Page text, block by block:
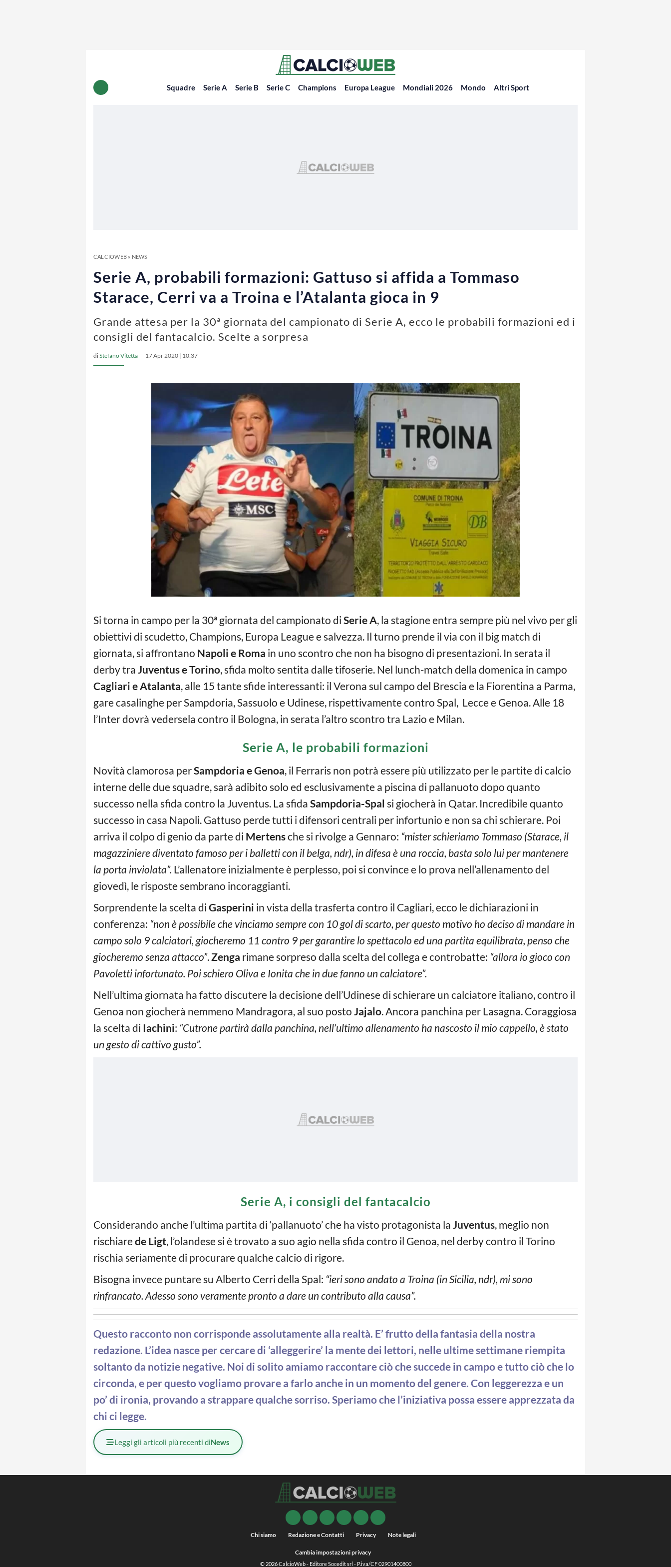
Squadre Serie A Serie B Serie C Champions Europa League Mondiali 2026 Mondo Altri Sport
CALCIOWEB» NEWS
Serie A, probabili formazioni: Gattuso si affida a Tommaso
Starace, Cerri va a Troina e l’Atalanta gioca in 9
Grande attesa per la 30ª giornata del campionato di Serie A, ecco le probabili formazioni ed i
consigli del fantacalcio. Scelte a sorpresa
diStefano Vitetta 17 Apr 2020 | 10:37
Si torna in campo per la 30ª giornata del campionato di Serie A, la stagione entra sempre più nel vivo per gli
obiettivi di scudetto, Champions, Europa League e salvezza. Il turno prende il via con il big match di
giornata, si affrontano Napoli e Roma in uno scontro che non ha bisogno di presentazioni. In serata il
derby tra Juventus e Torino, sfida molto sentita dalle tifoserie. Nel lunch-match della domenica in campo
Cagliari e Atalanta, alle 15 tante sfide interessanti: il Verona sul campo del Brescia e la Fiorentina a Parma,
gare casalinghe per Sampdoria, Sassuolo e Udinese, rispettivamente contro Spal, Lecce e Genoa. Alle 18
l’Inter dovrà vedersela contro il Bologna, in serata l’altro scontro tra Lazio e Milan.
Serie A, le probabili formazioni
Novità clamorosa perSampdoria e Genoa, il Ferraris non potrà essere più utilizzato per le partite di calcio
interne delle due squadre, sarà adibito solo ed esclusivamente a piscina di pallanuoto dopo quanto
successo nella sfida contro la Juventus. La sfida Sampdoria-Spal si giocherà in Qatar. Incredibile quanto
successo in casa Napoli. Gattuso perde tutti i difensori centrali per infortunio e non sa chi schierare. Poi
arriva il colpo di genio da parte di Mertensche si rivolge a Gennaro: “mister schieriamo Tommaso (Starace, il
magazziniere diventato famoso per i balletti con il belga, ndr), in difesa è una roccia, basta solo lui per mantenere
la porta inviolata”. L’allenatore inizialmente è perplesso, poi si convince e lo prova nell’allenamento del
giovedì, le risposte sembrano incoraggianti.
Sorprendente la scelta di Gasperini in vista della trasferta contro il Cagliari, ecco le dichiarazioni in
conferenza: “non è possibile che vinciamo sempre con 10 gol di scarto, per questo motivo ho deciso di mandare in
campo solo 9 calciatori, giocheremo 11 contro 9 per garantire lo spettacolo ed una partita equilibrata, penso che
giocheremo senza attacco”.Zenga rimane sorpreso dalla scelta del collega e controbatte: “allora io gioco con
Pavoletti infortunato. Poi schiero Oliva e Ionita che in due fanno un calciatore”.
Nell’ultima giornata ha fatto discutere la decisione dell’Udinese di schierare un calciatore italiano, contro il
Genoa non giocherà nemmeno Mandragora, al suo posto Jajalo. Ancora panchina per Lasagna. Coraggiosa
la scelta di Iachini: “Cutrone partirà dalla panchina, nell’ultimo allenamento ha nascosto il mio cappello, è stato
un gesto di cattivo gusto”.
Serie A, i consigli del fantacalcio
Considerando anche l’ultima partita di ‘pallanuoto’ che ha visto protagonista la Juventus, meglio non
rischiarede Ligt, l’olandese si è trovato a suo agio nella sfida contro il Genoa, nel derby contro il Torino
rischia seriamente di procurare qualche calcio di rigore.
Bisogna invece puntare su Alberto Cerri della Spal: “ieri sono andato a Troina (in Sicilia, ndr), mi sono
rinfrancato. Adesso sono veramente pronto a dare un contributo alla causa”.
Questo racconto non corrisponde assolutamente alla realtà. E’ frutto della fantasia della nostra
redazione. L’idea nasce per cercare di ‘alleggerire’ la mente dei lettori, nelle ultime settimane riempita
soltanto da notizie negative. Noi di solito amiamo raccontare ciò che succede in campo e tutto ciò che lo
circonda, e per questo vogliamo provare a farlo anche in un momento del genere. Con leggerezza e un
po’ di ironia, provando a strappare qualche sorriso. Speriamo che l’iniziativa possa essere apprezzata da
chi ci legge.
Leggi gli articoli più recenti diNews
Chi siamo Redazione e Contatti Privacy Note legali
Cambia impostazioni privacy
© 2026CalcioWeb- Editore Socedit srl - P.iva/CF 02901400800